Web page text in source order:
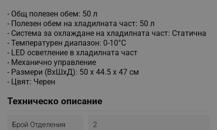
- Общ полезен обем: 50 л
- Полезен обем на хладилната част: 50 л
- Система за охлаждане на хладилната част: Статична
- Температурен диапазон: 0-10°C
- LED осветление в хладилната част
- Механично управление
- Размери (ВхШхД): 50 х 44.5 х 47 см
- Цвят: Черен
Техническо описание
Брой Отделения 2